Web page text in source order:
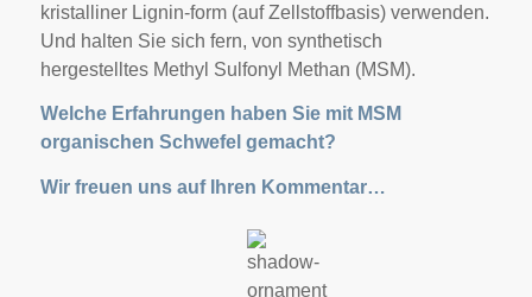
kristalliner Lignin-form (auf Zellstoffbasis) verwenden.
Und halten Sie sich fern, von synthetisch
hergestelltes Methyl Sulfonyl Methan (MSM).
Welche Erfahrungen haben Sie mit MSM
organischen Schwefel gemacht?
Wir freuen uns auf Ihren Kommentar…